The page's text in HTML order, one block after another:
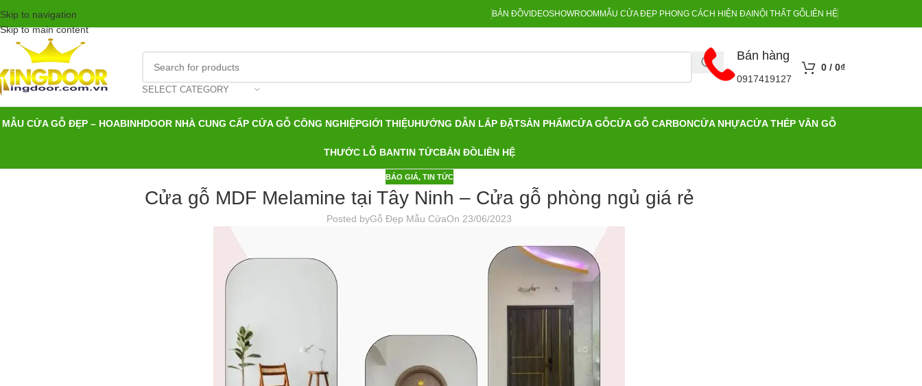
Skip to navigation
Skip to main content
BẢN ĐỒVIDEOSHOWROOM MẪU CỬA ĐẸP PHONG CÁCH HIỆN ĐẠI NỘI THẤT GỖLIÊN HỆ
SELECT CATEGORY
Bán hàng
0917419127
0 / 0₫
MẪU CỬA GỖ ĐẸP – HOABINHDOOR NHÀ CUNG CẤP CỬA GỖ CÔNG NGHIỆPGIỚI THIỆUHƯỚNG DẪN LẮP ĐẶTSẢN PHẨMCỬA GỖCỬA GỖ CARBONCỬA NHỰACỬA THÉP VÂN GỖ
THƯỚC LỖ BANTIN TỨCBẢN ĐỒLIÊN HỆ
BÁO GIÁ, TIN TỨC
Cửa gỗ MDF Melamine tại Tây Ninh – Cửa gỗ phòng ngủ giá rẻ
Posted byGỗ Đẹp Mẫu CửaOn 23/06/2023